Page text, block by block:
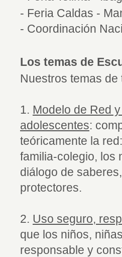
- Feria Caldas -
- Coordinación
Los temas de
Nuestros temas de
1. Modelo de Red
adolescentes:
teóricamente la
familia-colegio, los
diálogo de
protectores.
2. Uso seguro,
que los niños,
responsable y